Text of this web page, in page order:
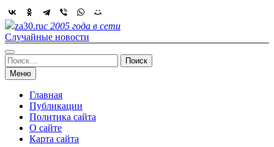
Skip
to
content
za30.ruс 2005 года в сети
Случайные новости
Найти:
Меню
Главная
Публикации
Политика сайта
О сайте
Карта сайта